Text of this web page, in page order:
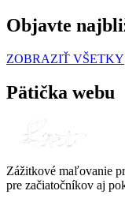
Objavte
ZOBRAZIŤ VŠETKY
Pätička webu
Zážitkové maľovanie
pre začiatočníkov aj